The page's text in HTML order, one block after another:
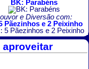
BK: Parabéns
e Diversão com:
Pãezinhos e 2 Peixinho
aproveitar